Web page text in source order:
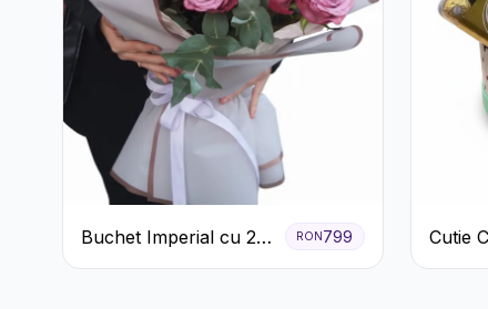
Buchet Imperial cu 25
Trandafiri
RON799
Cutie